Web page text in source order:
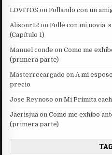
LOVITOS onFollando con un
Alisonr12 onFollé con mi novia,
(Capítulo 1)
Manuel conde onComo me
(primera parte)
Masterrecargado onA mi
precio
Jose Reynoso onMi Primita
Jacrisjua onComo me exhibo
(primera parte)